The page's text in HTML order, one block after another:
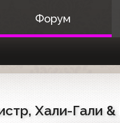
Форум
Хали-Гали &